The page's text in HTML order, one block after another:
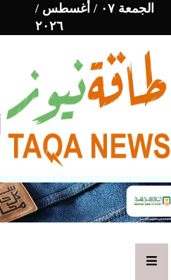
الجمعة ٠٧ / أغسطس /
٢٠٢٦